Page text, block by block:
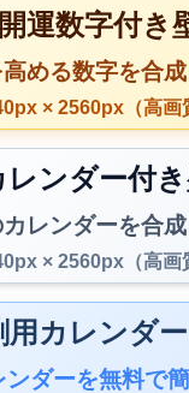
運数字付き
める数字を合
× 2560px（高画
ンダー付
レンダーを合
× 2560px（高画
カレンダ
ンダーを無料で